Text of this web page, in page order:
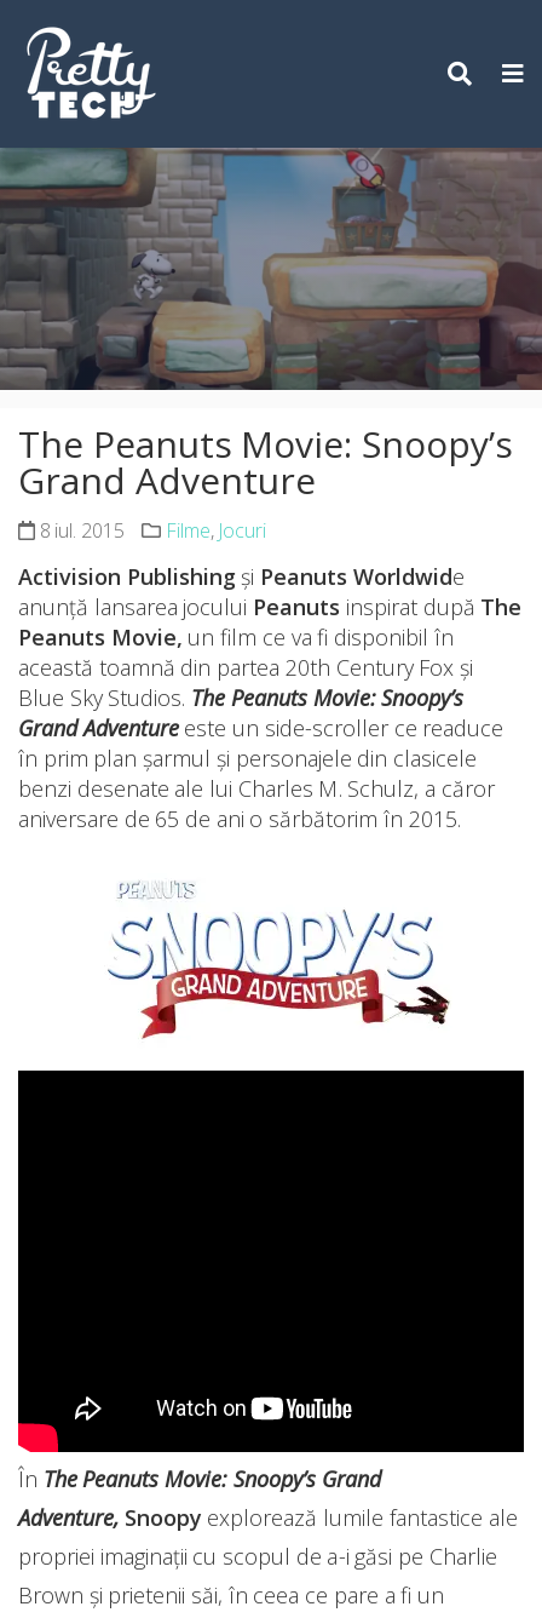
content
The Peanuts Movie: Snoopy’s
Grand Adventure
8 iul. 2015 Filme, Jocuri
Activision Publishingși Peanuts Worldwide
anunță lansarea jocului Peanuts inspirat după The
Peanuts Movie, un film ce va fi disponibil în
această toamnă din partea 20th Century Fox și
Blue Sky Studios. The Peanuts Movie: Snoopy’s
Grand Adventureeste un side-scroller ce readuce
în prim plan șarmul și personajele din clasicele
benzi desenate ale lui Charles M. Schulz, a căror
aniversare de 65 de ani o sărbătorim în 2015.
În The Peanuts Movie: Snoopy’s Grand
Adventure, Snoopy explorează lumile fantastice ale
propriei imaginații cu scopul de a-i găsi pe Charlie
Brown și prietenii săi, în ceea ce pare a fi un